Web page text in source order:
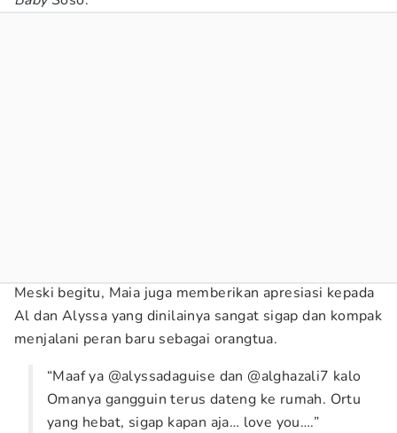
Meski begitu, Maia juga memberikan apresiasi kepada
Al dan Alyssa yang dinilainya sangat sigap dan kompak
menjalani peran baru sebagai orangtua.
“Maaf ya @alyssadaguise dan @alghazali7 kalo
Omanya gangguin terus dateng ke rumah. Ortu
yang hebat, sigap kapan aja… love you….”